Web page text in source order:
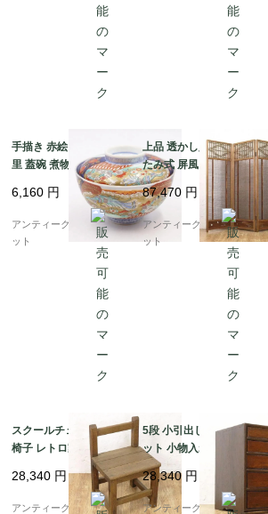
手描き 赤絵 錦手 伊万
里 蓋碗 煮物碗 アンテ
ィーク 骨董 和食器 お
しゃれ 日本製 おもてな
し 華やか（鳳凰・菊唐
草・シダ）
6,160 円
アンティークブルーパロ
ット
上品 透かし入り 折りた
たみ式 屏風 衝立 パー
テーション 間仕切り 簾
屏風 四連 4枚折り アン
ティーク ヴィンテージ
骨董 インテリア
87,470 円
アンティークブルーパロ
ット
スクールチェア 学校の
椅子 レトロ家具 教室
ヴィンテージ アンティ
ーク 日本製 子供 かわ
28,340 円
アンティークブルーパロ
5段 小引出し キャビネ
ット 小物入れ 収納 ア
ンティーク 骨董 日本製
シンプル ナチュラル
28,340 円
アンティークブルーパロ